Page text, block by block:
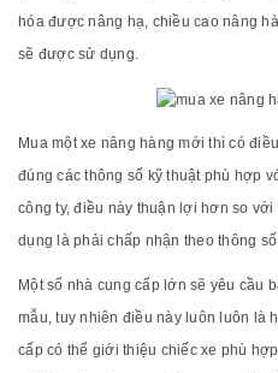
hóa được nâng hạ, chiều cao nâng
sẽ được sử dụng.
Mua một xe nâng hàng mới thì có
đúng các thông số kỹ thuật phù hợp
công ty, điều này thuận lợi hơn so
dụng là phải chấp nhận theo thông
Một số nhà cung cấp lớn sẽ yêu cầu
mẫu, tuy nhiên điều này luôn luôn là
cấp có thể giới thiệu chiếc xe phù